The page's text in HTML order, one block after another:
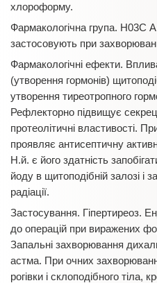
хлороформу.
Фармакологічна група. H03С
застосовують при
Фармакологічні ефекти.
(утворення гормонів)
утворення тиреотропного
Рефлекторно підвищує
протеолітичні властивості.
проявляє антисептичну
Н.й. є його здатність
йоду в щитоподібній залозі і
радіації.
Застосування. Гіпертиреоз.
до операцій при виражених
Запальні захворювання
астма. При очних
рогівки і склоподібного